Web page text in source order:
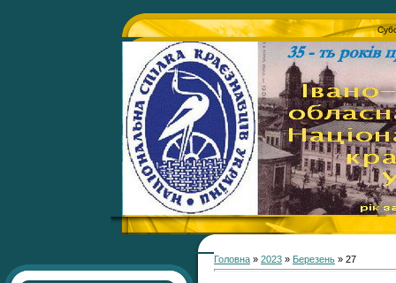
Головна » 2023 » Березень » 27